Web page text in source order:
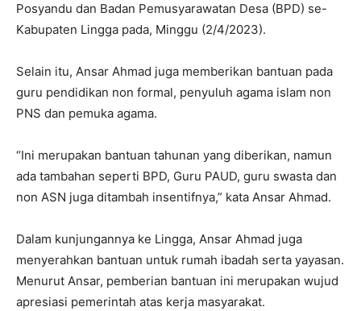
Posyandu dan Badan Pemusyarawatan Desa (BPD) se-
Kabupaten Lingga pada, Minggu (2/4/2023).
Selain itu, Ansar Ahmad juga memberikan bantuan pada
guru pendidikan non formal, penyuluh agama islam non
PNS dan pemuka agama.
“Ini merupakan bantuan tahunan yang diberikan, namun
ada tambahan seperti BPD, Guru PAUD, guru swasta dan
non ASN juga ditambah insentifnya,” kata Ansar Ahmad.
Dalam kunjungannya ke Lingga, Ansar Ahmad juga
menyerahkan bantuan untuk rumah ibadah serta yayasan.
Menurut Ansar, pemberian bantuan ini merupakan wujud
apresiasi pemerintah atas kerja masyarakat.